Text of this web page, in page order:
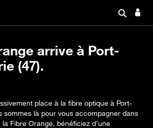
arrive à Port-
(47).
place à la fibre optique à Port-
sommes là pour vous accompagner dans
Fibre Orange, bénéficiez d’une